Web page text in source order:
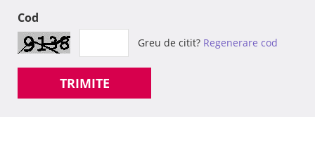
Cod
Greu de citit? Regenerare cod
TRIMITE